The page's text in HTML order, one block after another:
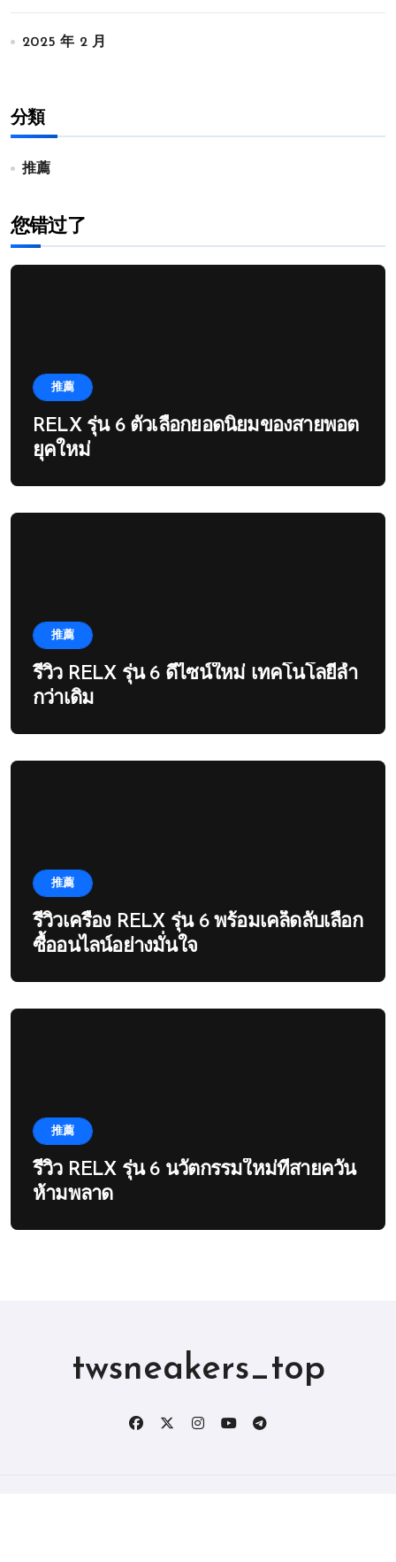
2025 年 2 月
分類
推薦
您错过了
推薦
RELX รุ่น 6 ตัวเลือกยอดนิยมของสายพอต
ยุคใหม่
推薦
รีวิว RELX รุ่น 6 ดีไซน์ใหม่ เทคโนโลยีล้ำ
กว่าเดิม
推薦
รีวิวเครื่อง RELX รุ่น 6 พร้อมเคล็ดลับเลือก
ซื้ออนไลน์อย่างมั่นใจ
推薦
รีวิว RELX รุ่น 6 นวัตกรรมใหม่ที่สายควัน
ห้ามพลาด
twsneakers_top